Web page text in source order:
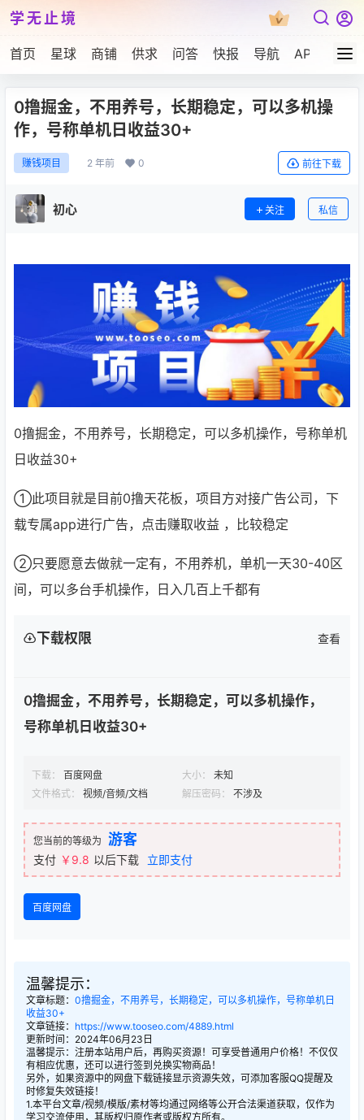
学无止境
首页 星球 商铺 供求 问答 快报 导航 APP下载
0撸掘金，不用养号，长期稳定，可以多机操
作，号称单机日收益30+
赚钱项目 2 年前 0 前往下载
初心 关注 私信
0撸掘金，不用养号，长期稳定，可以多机操作，号称单机
日收益30+
①此项目就是目前0撸天花板，项目方对接广告公司，下
载专属app进行广告，点击赚取收益 ，比较稳定
②只要愿意去做就一定有，不用养机，单机一天30-40区
间，可以多台手机操作，日入几百上千都有
下载权限 查看
0撸掘金，不用养号，长期稳定，可以多机操作，
号称单机日收益30+
下载： 百度网盘 大小：
未知
文件格式：
视频/音频/文档 解压密码： 不涉及
您当前的等级为 游客
支付 ￥9.8 以后下载 立即支付
百度网盘
温馨提示：
文章标题： 0撸掘金，不用养号，长期稳定，可以多机操作，号称单机日
收益30+
文章链接： https://www.tooseo.com/4889.html
更新时间：2024年06月23日
温馨提示：注册本站用户后，再购买资源！可享受普通用户价格！不仅仅
有相应优惠，还可以进行签到兑换实物商品！
另外，如果资源中的网盘下载链接显示资源失效，可添加客服QQ提醒及
时修复失效链接！
1.本平台文章/视频/模版/素材等均通过网络等公开合法渠道获取，仅作为
学习交流使用，其版权归原作者或版权方所有。